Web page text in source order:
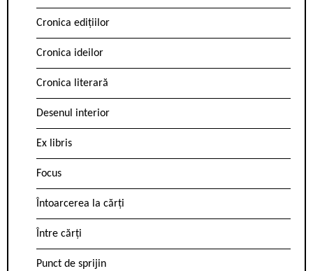
Cronica edițiilor
Cronica ideilor
Cronica literară
Desenul interior
Ex libris
Focus
Întoarcerea la cărți
Între cărți
Punct de sprijin